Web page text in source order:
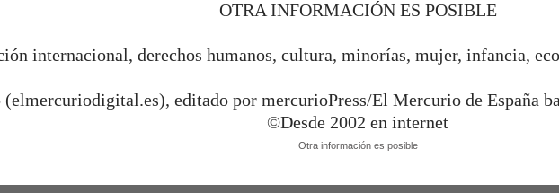
OTRA INFORMACIÓN ES POSIBLE
internacional, derechos humanos, cultura, minorías, mujer, infancia,
editado por mercurioPress/El Mercurio de España
©Desde 2002 en internet
Otra información es posible